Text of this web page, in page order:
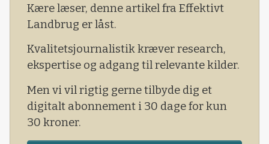
husdyrproduktionens placering i samfundet i
de kommende årtier.
- Jeg ved med mig selv, at jeg
Kære læser, denne artikel fra Effektivt
Landbrug er låst.
Kvalitetsjournalistik kræver research,
ekspertise og adgang til relevante kilder.
Men vi vil rigtig gerne tilbyde dig et
digitalt abonnement i 30 dage for kun
30 kroner.